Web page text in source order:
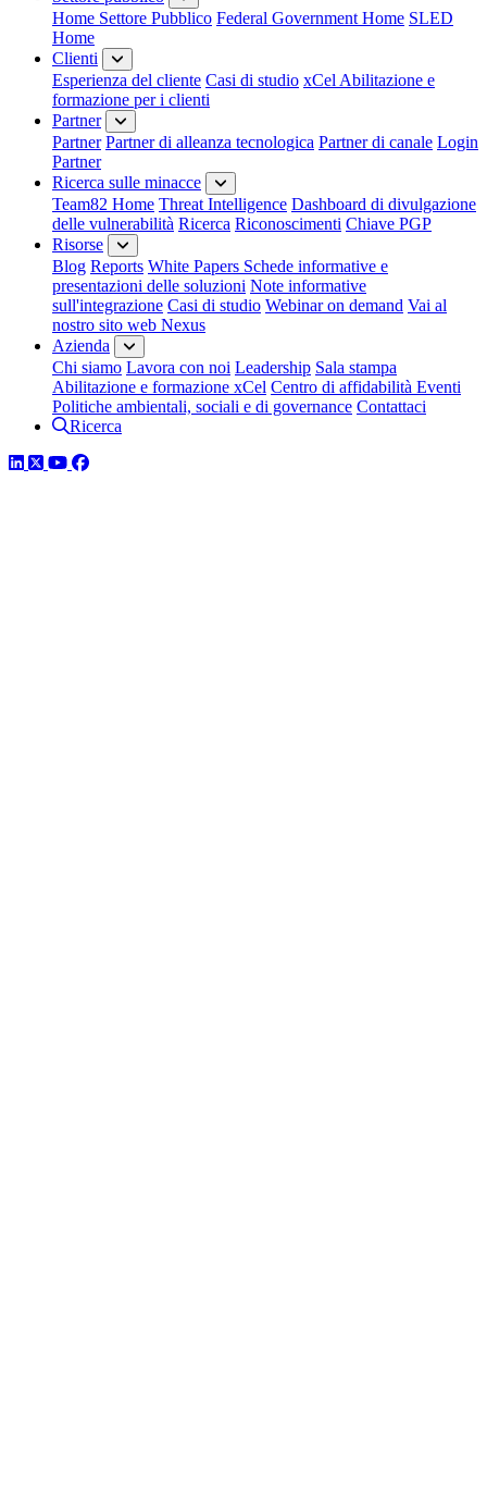
Home Settore Pubblico Federal Government Home SLED
Home
Clienti
Esperienza del cliente Casi di studio xCel Abilitazione e
formazione per i clienti
Partner
Partner Partner di alleanza tecnologica Partner di canale Login
Partner
Ricerca sulle minacce
Team82 Home Threat Intelligence Dashboard di divulgazione
delle vulnerabilità Ricerca Riconoscimenti Chiave PGP
Risorse
Blog Reports White Papers Schede informative e
presentazioni delle soluzioni Note informative
sull'integrazione Casi di studio Webinar on demand Vai al
nostro sito web Nexus
Azienda
Chi siamo Lavora con noi Leadership Sala stampa
Abilitazione e formazione xCel Centro di affidabilità Eventi
Politiche ambientali, sociali e di governance Contattaci
Ricerca
LinkedIn
TwitterYouTube
Facebook